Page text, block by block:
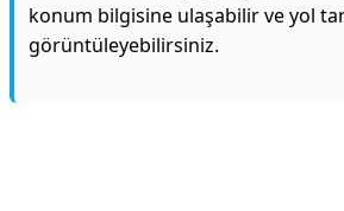
konum bilgisine ulaşabilir ve yol
görüntüleyebilirsiniz.